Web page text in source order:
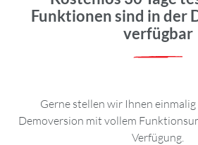
Funktionen sind in der
verfügbar
Gerne stellen wir Ihnen
Demoversion mit vollem
Verfügung.